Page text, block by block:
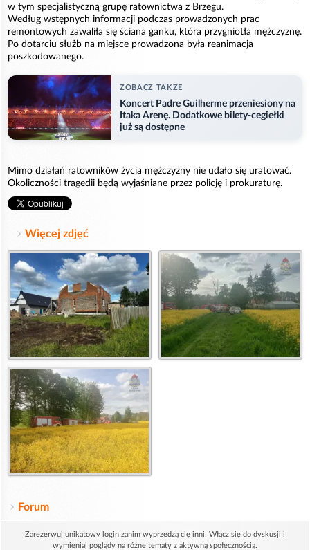
w tym specjalistyczną grupę ratownictwa z Brzegu.
Według wstępnych informacji podczas prowadzonych prac
remontowych zawaliła się ściana ganku, która przygniotła mężczyznę.
Po dotarciu służb na miejsce prowadzona była reanimacja
poszkodowanego.
ZOBACZ TAKZE
Koncert Padre Guilherme przeniesiony na
Itaka Arenę. Dodatkowe bilety-cegiełki
już są dostępne
Mimo działań ratowników życia mężczyzny nie udało się uratować.
Okoliczności tragedii będą wyjaśniane przez policję i prokuraturę.
Więcej zdjęć
Forum
Zarezerwuj unikatowy login zanim wyprzedzą cię inni! Włącz się do dyskusji i
wymieniaj poglądy na różne tematy z aktywną społecznością.